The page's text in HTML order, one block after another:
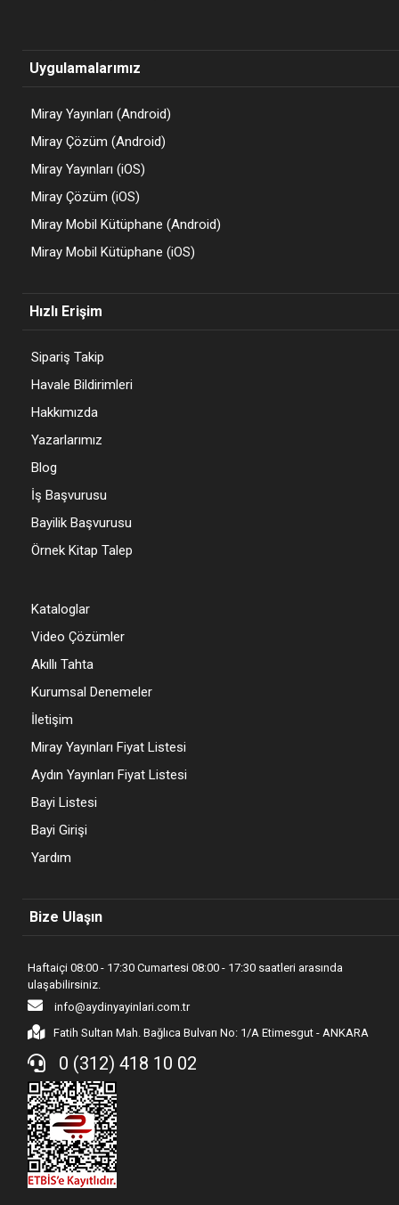
Uygulamalarımız
Miray Yayınları (Android)
Miray Çözüm (Android)
Miray Yayınları (iOS)
Miray Çözüm (iOS)
Miray Mobil Kütüphane (Android)
Miray Mobil Kütüphane (iOS)
Hızlı Erişim
Sipariş Takip
Havale Bildirimleri
Hakkımızda
Yazarlarımız
Blog
İş Başvurusu
Bayilik Başvurusu
Örnek Kitap Talep
Kataloglar
Video Çözümler
Akıllı Tahta
Kurumsal Denemeler
İletişim
Miray Yayınları Fiyat Listesi
Aydın Yayınları Fiyat Listesi
Bayi Listesi
Bayi Girişi
Yardım
Bize Ulaşın
Haftaiçi 08:00 - 17:30 Cumartesi 08:00 - 17:30 saatleri arasında
ulaşabilirsiniz.
info@aydinyayinlari.com.tr
Fatih Sultan Mah. Bağlıca Bulvarı No: 1/A Etimesgut - ANKARA
0 (312) 418 10 02